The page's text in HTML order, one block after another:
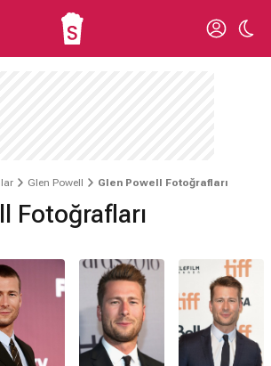
Glen Powell Glen Powell Fotoğrafları
Fotoğrafları